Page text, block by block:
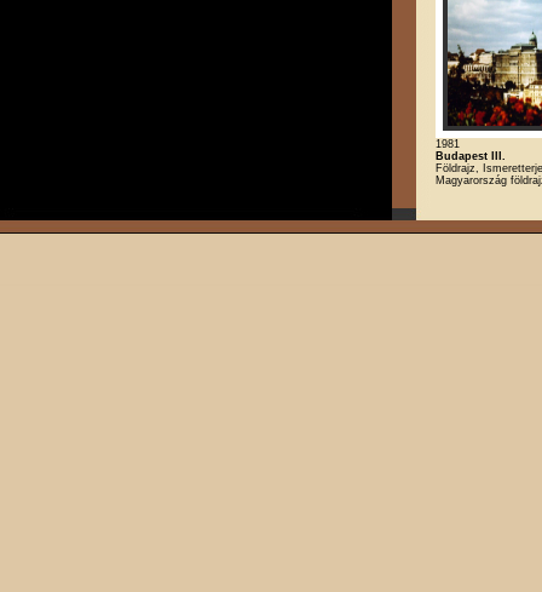
1981
Budapest III.
Földrajz,
Magyarország